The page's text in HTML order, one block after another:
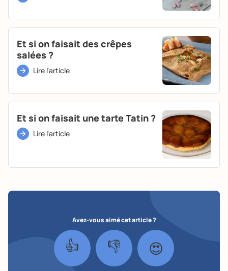
Et si on faisait des crêpes
salées ?
Lire l'article
Et si on faisait une tarte Tatin ?
Lire l'article
Avez-vous aimé cet article ?
👍 👎 😍